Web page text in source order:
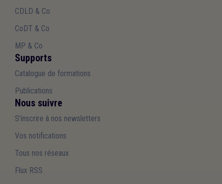
CDLD & Co
CoDT & Co
MP & Co
Supports
Catalogue de formations
Publications
Nous suivre
S'inscrire à nos newsletters
Vos notifications
Tous nos réseaux
Flux RSS